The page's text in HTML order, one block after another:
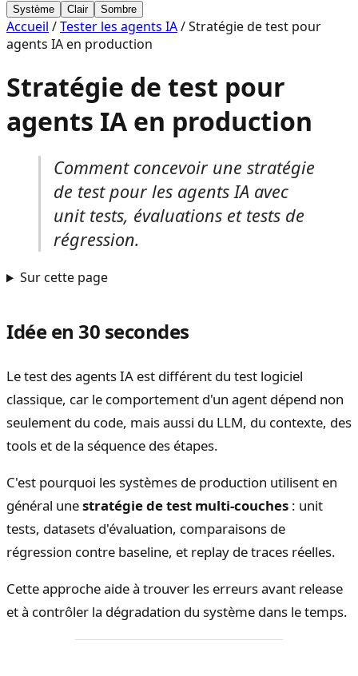
Système Clair Sombre
Accueil /Tester les agents IA/Stratégie de test pour
agents IA en production
Stratégie de test pour
agents IA en production
Comment concevoir une stratégie
de test pour les agents IA avec
unit tests, évaluations et tests de
régression.
Sur cette page
Idée en 30 secondes
Le test des agents IA est différent du test logiciel
classique, car le comportement d'un agent dépend non
seulement du code, mais aussi du LLM, du contexte, des
tools et de la séquence des étapes.
C'est pourquoi les systèmes de production utilisent en
général unestratégie de test multi-couches : unit
tests, datasets d'évaluation, comparaisons de
régression contre baseline, et replay de traces réelles.
Cette approche aide à trouver les erreurs avant release
et à contrôler la dégradation du système dans le temps.